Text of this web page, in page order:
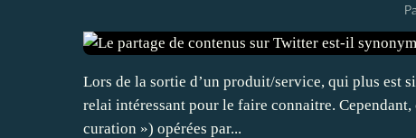
Lors de la sortie d’un produit/service, qui plus est
relai intéressant pour le faire connaitre.
curation ») opérées par...